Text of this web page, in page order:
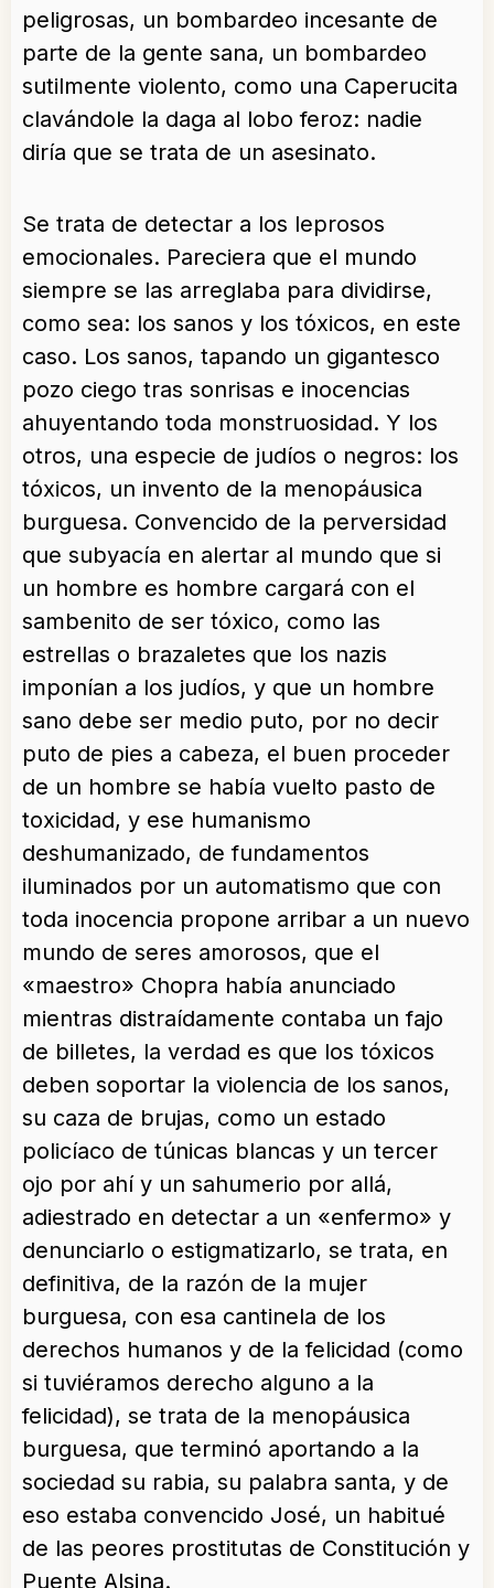
peligrosas, un bombardeo incesante de
parte de la gente sana, un bombardeo
sutilmente violento, como una Caperucita
clavándole la daga al lobo feroz: nadie
diría que se trata de un asesinato.
Se trata de detectar a los leprosos
emocionales. Pareciera que el mundo
siempre se las arreglaba para dividirse,
como sea: los sanos y los tóxicos, en este
caso. Los sanos, tapando un gigantesco
pozo ciego tras sonrisas e inocencias
ahuyentando toda monstruosidad. Y los
otros, una especie de judíos o negros: los
tóxicos, un invento de la menopáusica
burguesa. Convencido de la perversidad
que subyacía en alertar al mundo que si
un hombre es hombre cargará con el
sambenito de ser tóxico, como las
estrellas o brazaletes que los nazis
imponían a los judíos, y que un hombre
sano debe ser medio puto, por no decir
puto de pies a cabeza, el buen proceder
de un hombre se había vuelto pasto de
toxicidad, y ese humanismo
deshumanizado, de fundamentos
iluminados por un automatismo que con
toda inocencia propone arribar a un nuevo
mundo de seres amorosos, que el
«maestro» Chopra había anunciado
mientras distraídamente contaba un fajo
de billetes, la verdad es que los tóxicos
deben soportar la violencia de los sanos,
su caza de brujas, como un estado
policíaco de túnicas blancas y un tercer
ojo por ahí y un sahumerio por allá,
adiestrado en detectar a un «enfermo» y
denunciarlo o estigmatizarlo, se trata, en
definitiva, de la razón de la mujer
burguesa, con esa cantinela de los
derechos humanos y de la felicidad (como
si tuviéramos derecho alguno a la
felicidad), se trata de la menopáusica
burguesa, que terminó aportando a la
sociedad su rabia, su palabra santa, y de
eso estaba convencido José, un habitué
de las peores prostitutas de Constitución y
Puente Alsina.